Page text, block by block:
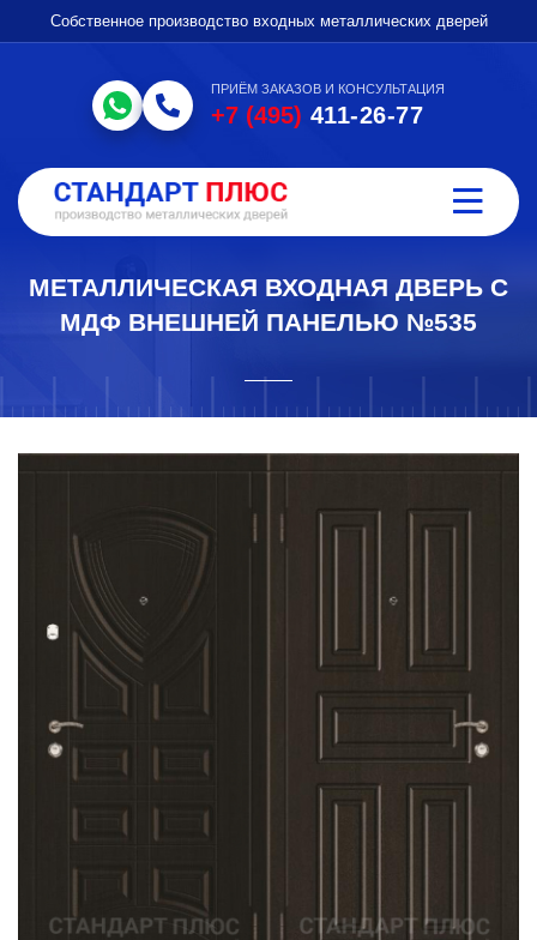
Собственное производство входных металлических дверей
ПРИЁМ ЗАКАЗОВ И КОНСУЛЬТАЦИЯ
+7 (495) 411-26-77
МЕТАЛЛИЧЕСКАЯ ВХОДНАЯ ДВЕРЬ С
МДФ ВНЕШНЕЙ ПАНЕЛЬЮ №535